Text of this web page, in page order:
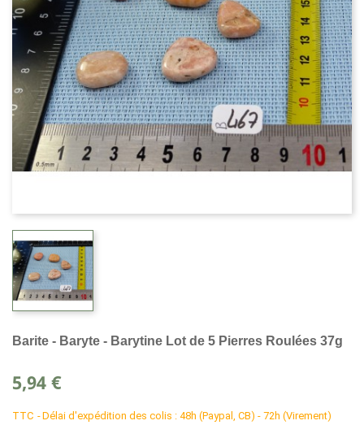
Barite - Baryte - Barytine Lot de 5 Pierres Roulées 37g
5,94 €
TTC
Délai d'expédition des colis : 48h (Paypal, CB) - 72h (Virement)